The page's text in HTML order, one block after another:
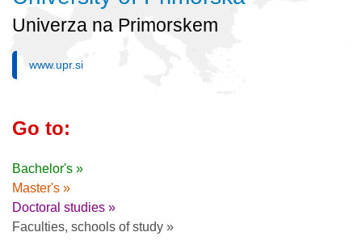
Univerza na Primorskem
www.upr.si
Go to:
Bachelor's »
Master's »
Doctoral studies »
Faculties, schools of study »